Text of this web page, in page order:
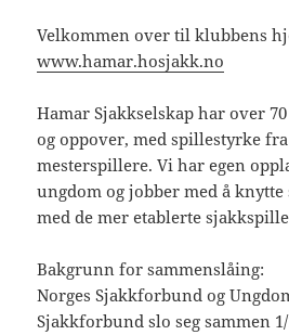
Velkommen over til klubbens
www.hamar.hosjakk.no
Hamar Sjakkselskap har over
og oppover, med spillestyrke
mesterspillere. Vi har egen
ungdom og jobber med å knytte
med de mer etablerte
Bakgrunn for sammenslåing:
Norges Sjakkforbund og
Sjakkforbund slo seg sammen